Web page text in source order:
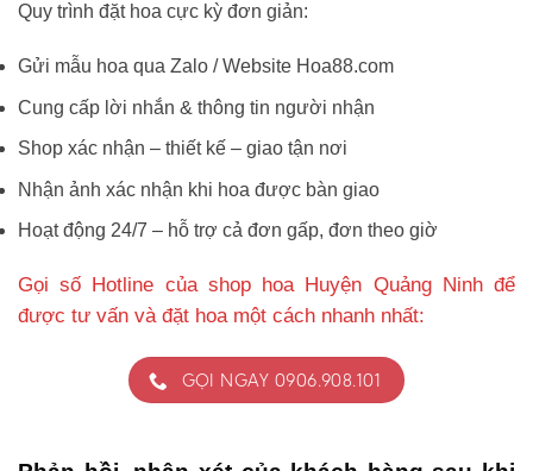
Quy trình đặt hoa cực kỳ đơn giản:
Gửi mẫu hoa qua Zalo / Website Hoa88.com
Cung cấp lời nhắn & thông tin người nhận
Shop xác nhận – thiết kế – giao tận nơi
Nhận ảnh xác nhận khi hoa được bàn giao
Hoạt động 24/7 – hỗ trợ cả đơn gấp, đơn theo giờ
Gọi số Hotline của shop hoa Huyện Quảng Ninh để
được tư vấn và đặt hoa một cách nhanh nhất:
GỌI NGAY 0906.908.101